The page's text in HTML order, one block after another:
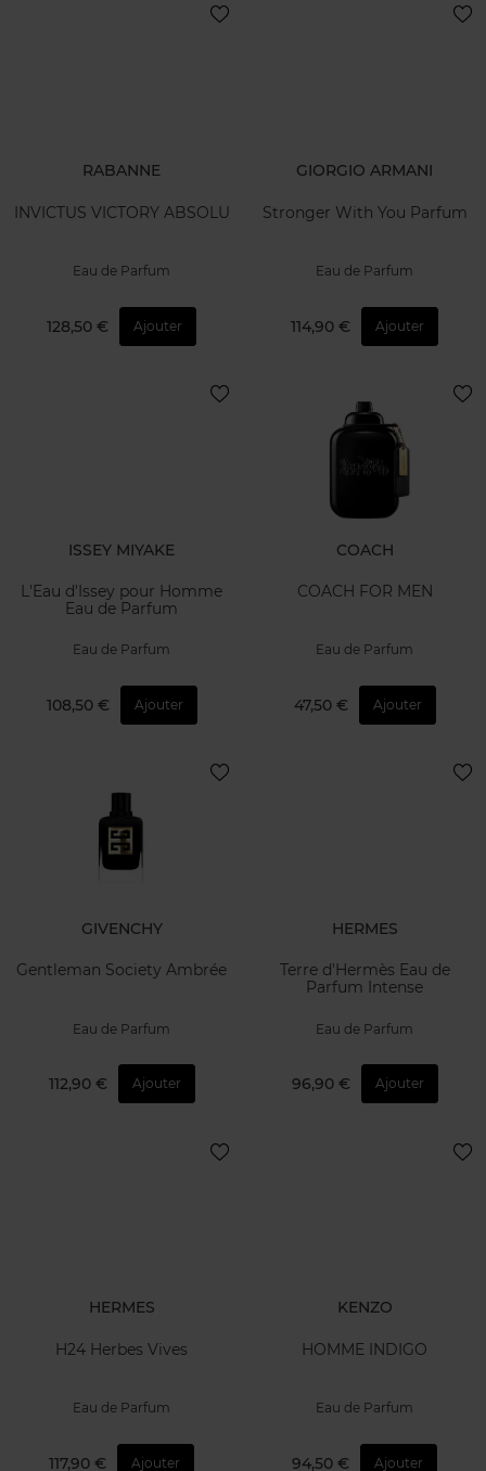
RABANNE
INVICTUS VICTORY ABSOLU
Eau de Parfum
128,50 € Ajouter
GIORGIO ARMANI
Stronger With You Parfum
Eau de Parfum
114,90 € Ajouter
ISSEY MIYAKE
L'Eau d'Issey pour Homme
Eau de Parfum
Eau de Parfum
108,50 € Ajouter
COACH
COACH FOR MEN
Eau de Parfum
47,50 € Ajouter
GIVENCHY
Gentleman Society Ambrée
Eau de Parfum
112,90 € Ajouter
HERMES
Terre d'Hermès Eau de
Parfum Intense
Eau de Parfum
96,90 € Ajouter
HERMES
H24 Herbes Vives
Eau de Parfum
117,90 € Ajouter
KENZO
HOMME INDIGO
Eau de Parfum
94,50 € Ajouter